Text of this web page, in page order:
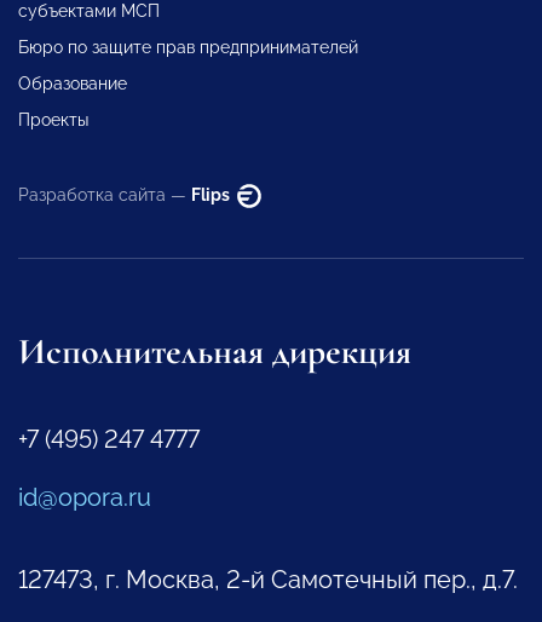
субъектами МСП
Бюро по защите прав предпринимателей
Образование
Проекты
Разработка сайта — Flips
Исполнительная дирекция
+7 (495) 247 4777
id@opora.ru
127473, г. Москва, 2-й Самотечный пер., д.7.